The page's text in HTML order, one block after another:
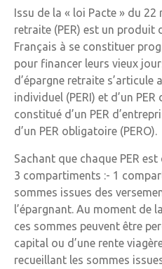
Issu de la « loi Pacte » du 22
retraite (PER) est un produit
Français à se constituer
pour financer leurs vieux
d’épargne retraite s’articule
individuel (PERI) et d’un
constitué d’un PER
d’un PER obligatoire (PERO).
Sachant que chaque PER
3 compartiments :- 1
sommes issues des
l’épargnant. Au moment de
ces sommes peuvent être
capital ou d’une rente
recueillant les sommes